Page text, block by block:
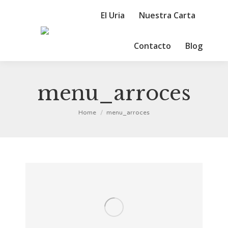
El Uria Nuestra Carta
Contacto Blog
menu_arroces
You are here:
Home menu_arroces